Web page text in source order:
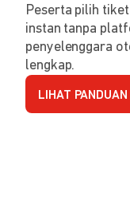
Peserta pilih
instan tanpa
penyelenggara
lengkap.
LIHAT PANDUAN